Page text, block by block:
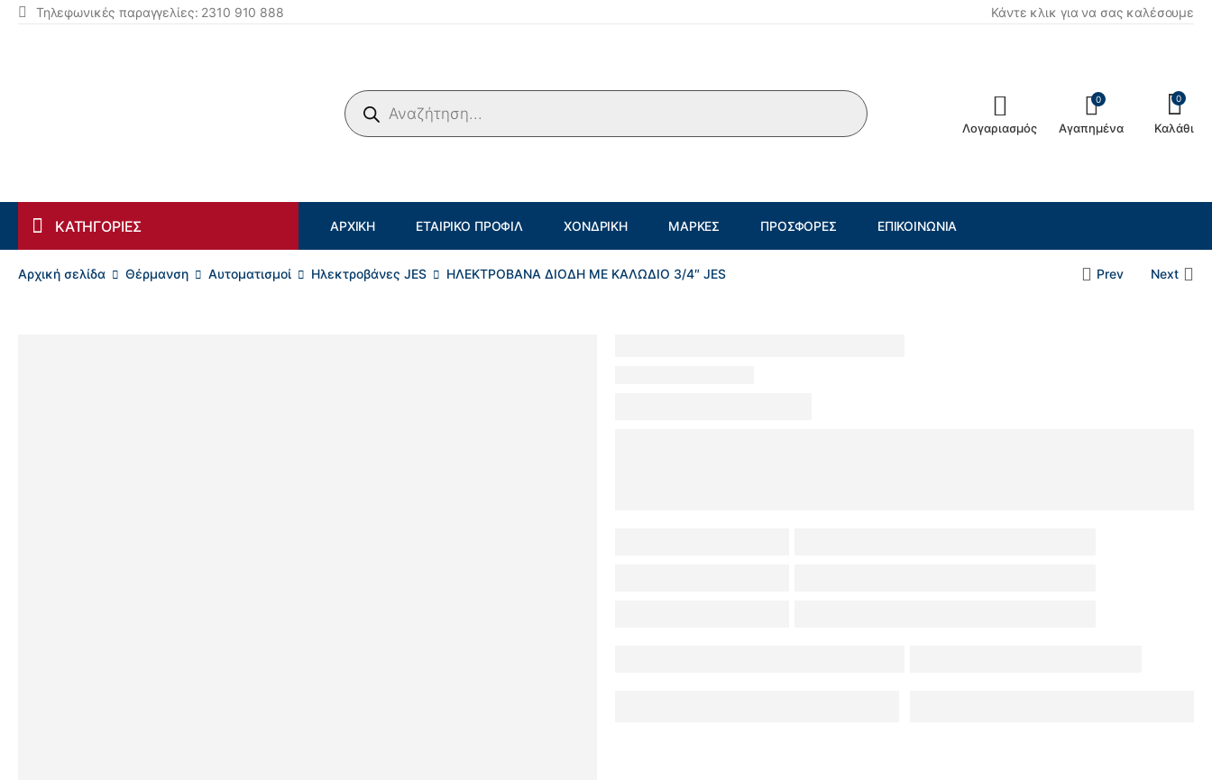
Τηλεφωνικές παραγγελίες: 2310 910 888 Κάντε κλικ για να σας καλέσουμε
Products search
Λογαριασμός
0
Αγαπημένα
0
Καλάθι
ΚΑΤΗΓΟΡΙΕΣ ΑΡΧΙΚΉ ΕΤΑΙΡΙΚΌ ΠΡΟΦΊΛ ΧΟΝΔΡΙΚΉ ΜΆΡΚΕΣ ΠΡΟΣΦΟΡΈΣ ΕΠΙΚΟΙΝΩΝΊΑ
Αρχική σελίδα Θέρμανση Αυτοματισμοί Ηλεκτροβάνες JES ΗΛΕΚΤΡΟΒΑΝΑ ΔΙΟΔΗ ΜΕ ΚΑΛΩΔΙΟ 3/4″ JES Prev Next